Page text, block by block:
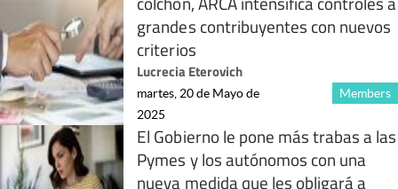
grandes contribuyentes con nuevos
criterios
Lucrecia Eterovich
Members
martes, 20 de Mayo de
2025
El Gobierno le pone más trabas a las
Pymes y los autónomos con una
nueva medida que les obligará a